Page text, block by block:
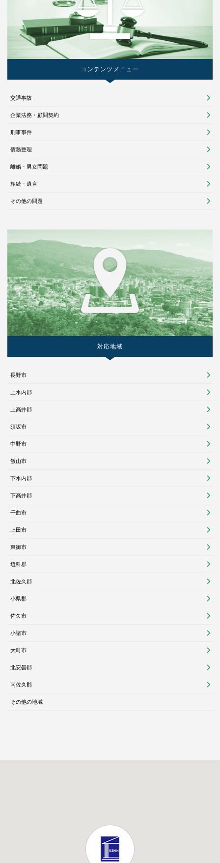
コンテンツメニュー
交通事故
企業法務・顧問契約
刑事事件
債務整理
離婚・男女問題
相続・遺言
その他の問題
対応地域
長野市
上水内郡
上高井郡
須坂市
中野市
飯山市
下水内郡
下高井郡
千曲市
上田市
東御市
埴科郡
北佐久郡
小県郡
佐久市
小諸市
大町市
北安曇郡
南佐久郡
その他の地域